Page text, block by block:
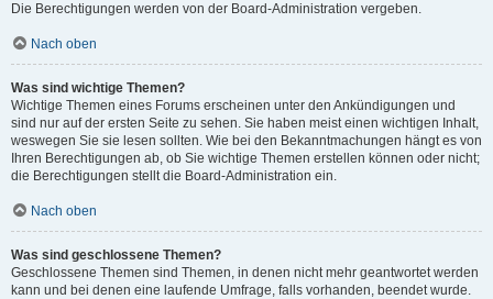
Die Berechtigungen werden von der Board-Administration vergeben.
Nach oben
Was sind wichtige Themen?
Wichtige Themen eines Forums erscheinen unter den Ankündigungen und
sind nur auf der ersten Seite zu sehen. Sie haben meist einen wichtigen Inhalt,
weswegen Sie sie lesen sollten. Wie bei den Bekanntmachungen hängt es von
Ihren Berechtigungen ab, ob Sie wichtige Themen erstellen können oder nicht;
die Berechtigungen stellt die Board-Administration ein.
Nach oben
Was sind geschlossene Themen?
Geschlossene Themen sind Themen, in denen nicht mehr geantwortet werden
kann und bei denen eine laufende Umfrage, falls vorhanden, beendet wurde.